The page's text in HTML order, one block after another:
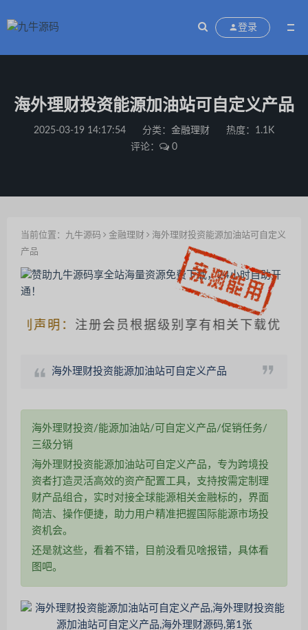
登录
海外理财投资能源加油站可自定义产品
2025-03-19 14:17:54 分类： 金融理财
热度：1.1K
评论：
0
当前位置： 九牛源码 金融理财
海外理财投资能源加油站可自定义
产品
声明：注册会员根据级别享有相关下载优惠，
海外理财投资能源加油站可自定义产品
海外理财投资/能源加油站/可自定义产品/促销任务/
三级分销
海外理财投资能源加油站可自定义产品，专为跨境投
资者打造灵活高效的资产配置工具，支持按需定制理
财产品组合，实时对接全球能源相关金融标的，界面
简洁、操作便捷，助力用户精准把握国际能源市场投
资机会。
还是就这些，看着不错，目前没看见啥报错，具体看
图吧。